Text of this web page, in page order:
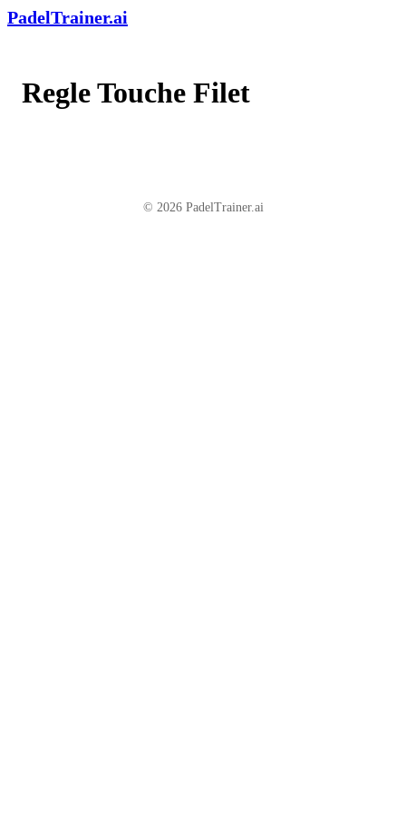
PadelTrainer.ai
Regle Touche Filet
© 2026 PadelTrainer.ai